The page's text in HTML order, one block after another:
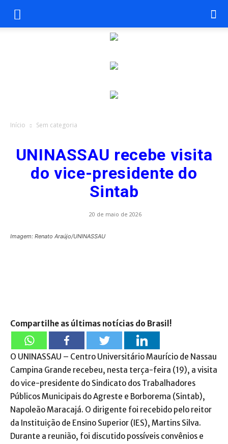
Início Sem categoria
UNINASSAU recebe visita
do vice-presidente do
Sintab
20 de maio de 2026
Imagem: Renato Araújo/UNINASSAU
Compartilhe as últimas notícias do Brasil!
O UNINASSAU – Centro Universitário Maurício de Nassau
Campina Grande recebeu, nesta terça-feira (19), a visita
do vice-presidente do Sindicato dos Trabalhadores
Públicos Municipais do Agreste e Borborema (Sintab),
Napoleão Maracajá. O dirigente foi recebido pelo reitor
da Instituição de Ensino Superior (IES), Martins Silva.
Durante a reunião, foi discutido possíveis convênios e